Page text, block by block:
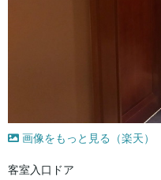
画像をもっと見る（楽天）
客室入口ドア